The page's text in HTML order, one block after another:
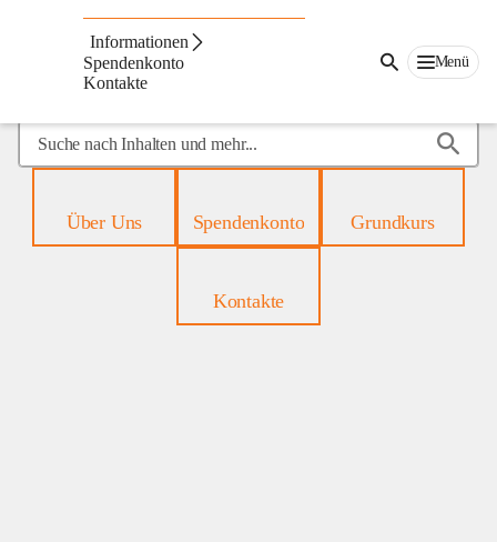
Informationen
Spendenkonto
Kontakte
Menü
Suche
nach
mehr...Über Uns Spendenkonto Grundkurs
Kontakte